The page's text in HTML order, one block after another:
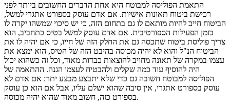
התאמת הפוליסה למבוטח היא אחת הדברים החשובים ביותר לפני
רכישת ביטוח תאונות אישיות. אם אדם עוסק בספורט אתגרי למשל,
הביטוח חייב להיות מותאם לו גם בתחום הזה, כי יש סיכוי שמשהו יקרה לו
בזמן הפעילות הספורטיבית. אם אדם עוסק למשל בטיס כתחביב, הוא
צריך פוליסת ביטוח שתכסה גם את החלק הזה של חייו, כי אם יהיה לו את
הביטוח הנ"ל והוא לא יהיה מכוסה בהיבט הזה של הטיס, הוא ימצא את
עצמו במקרה של תאונה מחויב להוצאות כבדות מאוד, וכל זה כשהוא יכול
היה להוסיף עוד כמה שקלים ולהבטיח לעצמו הגנה. ההתאמה של
הפוליסה למבוטח חשובה גם כדי שלא יתבצע מבצע יתר: אם אדם לא
עוסק בספורט אתגרי, אין סיבה שהוא ישלם עליו, אבל אם הוא כן עוסק
בספורט כזה, חשוב מאוד שהוא יהיה מכוסה.